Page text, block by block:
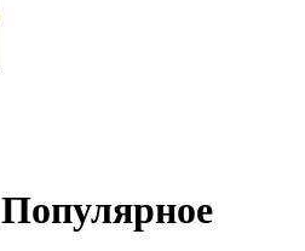
Популярное